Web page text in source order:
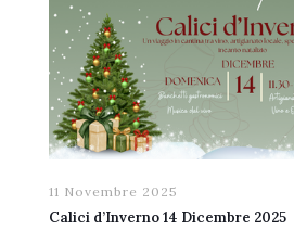
11 Novembre 2025
Calici d’Inverno 14 Dicembre 2025